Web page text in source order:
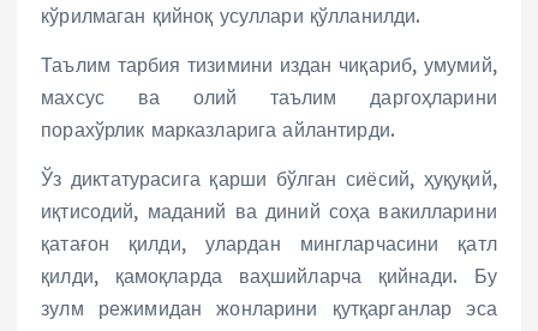
кўрилмаган қийноқ усуллари қўлланилди.
Таълим тарбия тизимини издан чиқариб, умумий,
махсус ва олий таълим даргоҳларини
порахўрлик марказларига айлантирди.
Ўз диктатурасига қарши бўлган сиёсий, ҳуқуқий,
иқтисодий, маданий ва диний соҳа вакилларини
қатағон қилди, улардан мингларчасини қатл
қилди, қамоқларда ваҳшийларча қийнади. Бу
зулм режимидан жонларини қутқарганлар эса